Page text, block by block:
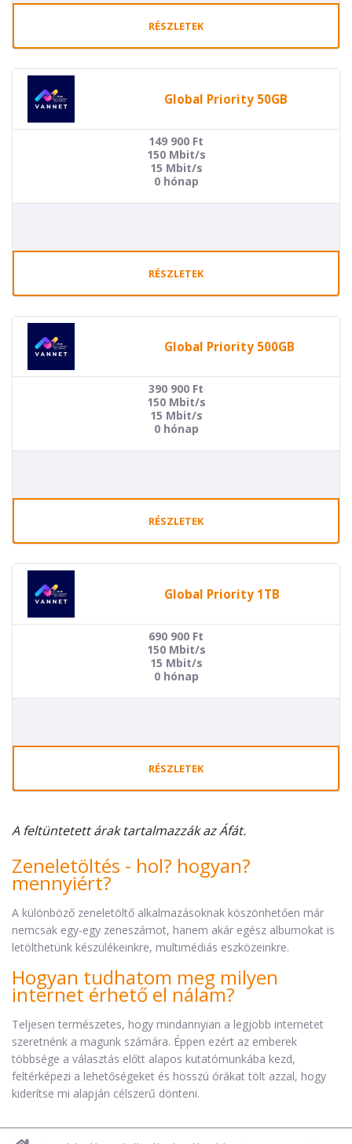
RÉSZLETEK
Global Priority 50GB
149 900 Ft
150 Mbit/s
15 Mbit/s
0 hónap
RÉSZLETEK
Global Priority 500GB
390 900 Ft
150 Mbit/s
15 Mbit/s
0 hónap
RÉSZLETEK
Global Priority 1TB
690 900 Ft
150 Mbit/s
15 Mbit/s
0 hónap
RÉSZLETEK
A feltüntetett árak tartalmazzák az Áfát.
Zeneletöltés - hol? hogyan?
mennyiért?
A különböző zeneletöltő alkalmazásoknak köszönhetően már
nemcsak egy-egy zeneszámot, hanem akár egész albumokat is
letölthetünk készülékeinkre, multimédiás eszközeinkre.
Hogyan tudhatom meg milyen
internet érhető el nálam?
Teljesen természetes, hogy mindannyian a legjobb internetet
szeretnénk a magunk számára. Éppen ezért az emberek
többsége a választás előtt alapos kutatómunkába kezd,
feltérképezi a lehetőségeket és hosszú órákat tölt azzal, hogy
kiderítse mi alapján célszerű dönteni.